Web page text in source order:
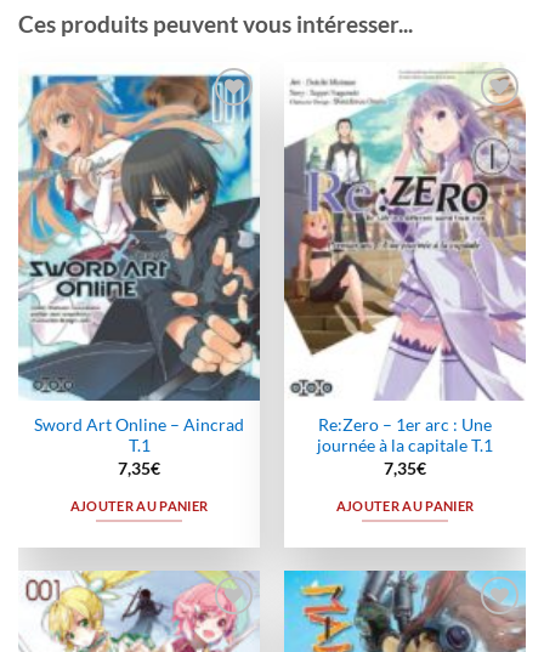
Ces produits peuvent vous intéresser...
Ajouter
à la
wishlist
Sword Art Online – Aincrad
T.1
7,35€
AJOUTER AU PANIER
Ajouter
à la
wishlist
Re:Zero – 1er arc : Une
journée à la capitale T.1
7,35€
AJOUTER AU PANIER
Ajouter
à la
Ajouter
à la